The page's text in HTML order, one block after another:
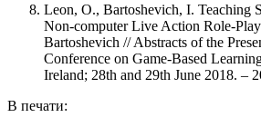
Leon, O., Bartoshevich, I. Teaching
Non-computer Live Action Role-
Bartoshevich // Abstracts of the
Conference on Game-Based
Ireland; 28th and 29th June 2018. –
В печати: